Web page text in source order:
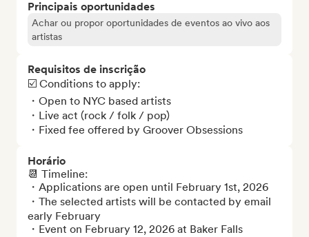
Principais oportunidades
Achar ou propor oportunidades de eventos ao vivo aos
artistas
Requisitos de inscrição
☑️ Conditions to apply:
・Open to NYC based artists
・Live act (rock / folk / pop)
・Fixed fee offered by Groover Obsessions
Horário
📆 Timeline:
・Applications are open until February 1st, 2026
・The selected artists will be contacted by email
early February
・Event on February 12, 2026 at Baker Falls